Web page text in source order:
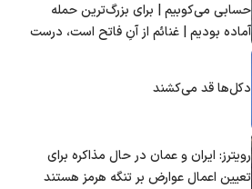
حسابی می‌کوبیم | برای بزرگ‌ترین حمله
آماده بودیم | غنائم از آنِ فاتح است، درست
دکل‌ها قد می‌کشند
رویترز: ایران و عمان در حال مذاکره برای
تعیین اعمال عوارض بر تنگه هرمز هستند